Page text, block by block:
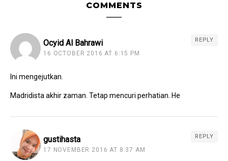
COMMENTS
Ocyid Al Bahrawi
16 OCTOBER 2016 AT 6:15 PM
REPLY
Ini mengejutkan.
Madridista akhir zaman. Tetap mencuri perhatian. He
gustihasta
17 NOVEMBER 2016 AT 8:37 AM
REPLY